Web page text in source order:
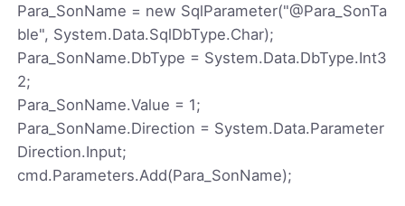
Para_SonName = new SqlParameter("@Para_SonTa
ble", System.Data.SqlDbType.Char);
Para_SonName.DbType = System.Data.DbType.Int3
2;
Para_SonName.Value = 1;
Para_SonName.Direction = System.Data.Parameter
Direction.Input;
cmd.Parameters.Add(Para_SonName);